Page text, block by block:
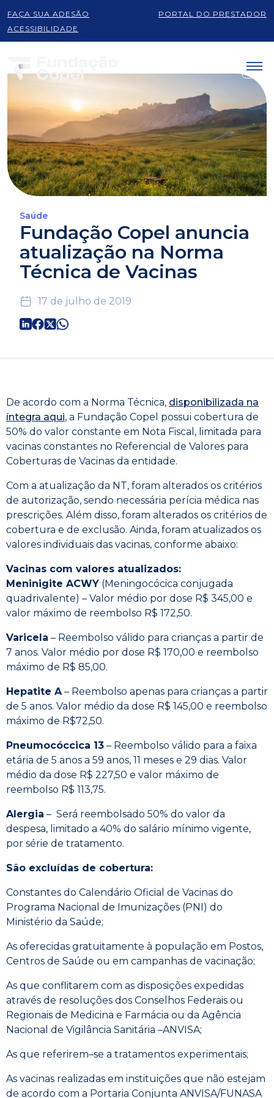
FAÇA SUA ADESÃO
PORTAL DO PRESTADOR
ACESSIBILIDADE
Saúde
Fundação Copel anuncia
atualização na Norma
Técnica de Vacinas
17 de julho de 2019
De acordo com a Norma Técnica, disponibilizada na
íntegra aqui, a Fundação Copel possui cobertura de
50% do valor constante em Nota Fiscal, limitada para
vacinas constantes no Referencial de Valores para
Coberturas de Vacinas da entidade.
Com a atualização da NT, foram alterados os critérios
de autorização, sendo necessária perícia médica nas
prescrições. Além disso, foram alterados os critérios de
cobertura e de exclusão. Ainda, foram atualizados os
valores individuais das vacinas, conforme abaixo:
Vacinas com valores atualizados:
Meninigite ACWY (Meningocócica conjugada
quadrivalente) – Valor médio por dose R$ 345,00 e
valor máximo de reembolso R$ 172,50.
Varicela – Reembolso válido para crianças a partir de
7 anos. Valor médio por dose R$ 170,00 e reembolso
máximo de R$ 85,00.
Hepatite A– Reembolso apenas para crianças a partir
de 5 anos. Valor médio da dose R$ 145,00 e reembolso
máximo de R$72,50.
Pneumocóccica 13 – Reembolso válido para a faixa
etária de 5 anos a 59 anos, 11 meses e 29 dias. Valor
médio da dose R$ 227,50 e valor máximo de
reembolso R$ 113,75.
Alergia – Será reembolsado 50% do valor da
despesa, limitado a 40% do salário mínimo vigente,
por série de tratamento.
São excluídas de cobertura:
Constantes do Calendário Oficial de Vacinas do
Programa Nacional de Imunizações (PNI) do
Ministério da Saúde;
As oferecidas gratuitamente à população em Postos,
Centros de Saúde ou em campanhas de vacinação;
As que conflitarem com as disposições expedidas
através de resoluções dos Conselhos Federais ou
Regionais de Medicina e Farmácia ou da Agência
Nacional de Vigilância Sanitária –ANVISA;
As que referirem–se a tratamentos experimentais;
As vacinas realizadas em instituições que não estejam
de acordo com a Portaria Conjunta ANVISA/FUNASA